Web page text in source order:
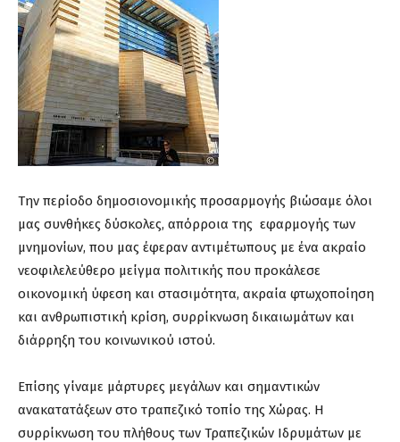
Την περίοδο δημοσιονομικής προσαρμογής βιώσαμε όλοι
μας συνθήκες δύσκολες, απόρροια της εφαρμογής των
μνημονίων, που μας έφεραν αντιμέτωπους με ένα ακραίο
νεοφιλελεύθερο μείγμα πολιτικής που προκάλεσε
οικονομική ύφεση και στασιμότητα, ακραία φτωχοποίηση
και ανθρωπιστική κρίση, συρρίκνωση δικαιωμάτων και
διάρρηξη του κοινωνικού ιστού.
Επίσης γίναμε μάρτυρες μεγάλων και σημαντικών
ανακατατάξεων στο τραπεζικό τοπίο της Χώρας. Η
συρρίκνωση του πλήθους των Τραπεζικών Ιδρυμάτων με